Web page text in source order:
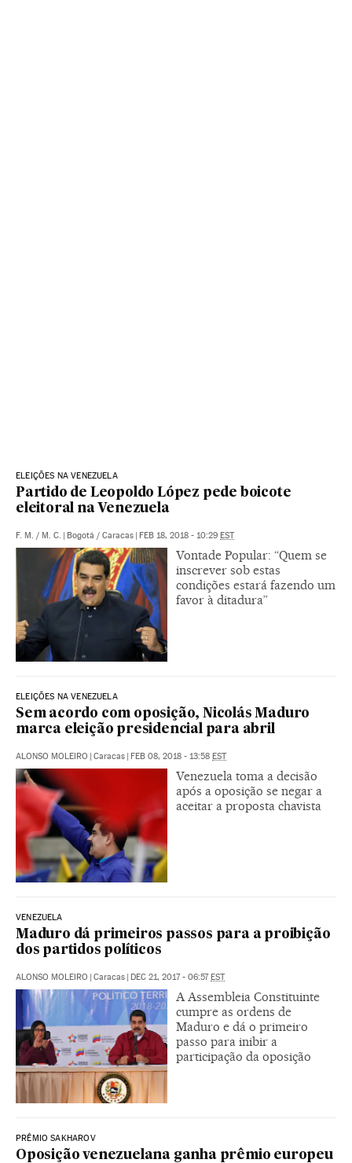
ELEIÇÕES NA VENEZUELA
Partido de Leopoldo López pede boicote
eleitoral na Venezuela
F. M. / M. C. | Bogotá / Caracas | FEB 18, 2018 - 10:29 EST
Vontade Popular: “Quem se
inscrever sob estas
condições estará fazendo um
favor à ditadura”
ELEIÇÕES NA VENEZUELA
Sem acordo com oposição, Nicolás Maduro
marca eleição presidencial para abril
ALONSO MOLEIRO | Caracas | FEB 08, 2018 - 13:58 EST
Venezuela toma a decisão
após a oposição se negar a
aceitar a proposta chavista
VENEZUELA
Maduro dá primeiros passos para a proibição
dos partidos políticos
ALONSO MOLEIRO | Caracas | DEC 21, 2017 - 06:57EST
A Assembleia Constituinte
cumpre as ordens de
Maduro e dá o primeiro
passo para inibir a
participação da oposição
PRÊMIO SAKHAROV
Oposição venezuelana ganha prêmio europeu